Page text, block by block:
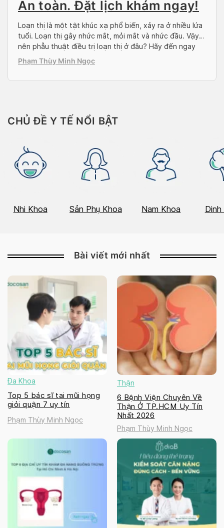
An toàn. Đặt lịch khám ngay!
Loạn thị là một tật khúc xạ phổ biến, xảy ra ở nhiều lứa
tuổi. Loạn thị gây nhức mắt, mỏi mắt và nhức đầu. Vậy
nên phẫu thuật điều trị loạn thị ở đâu? Hãy đến ngay
bệnh viện Mắt Sài Gòn – nơi khám chữa bệnh và mổ mắt
loạn thị hiệu quả, […]
Phạm Thùy Minh Ngọc
CHỦ ĐỀ Y TẾ NỔI BẬT
Nhi Khoa Sản Phụ Khoa Nam Khoa Dinh
Bài viết mới nhất
Đa Khoa
Top 5 bác sĩ tai mũi họng
giỏi quận 7 uy tín
Phạm Thùy Minh Ngọc
Thận
6 Bệnh Viện Chuyên Về
Thận Ở TP.HCM Uy Tín
Nhất 2026
Phạm Thùy Minh Ngọc